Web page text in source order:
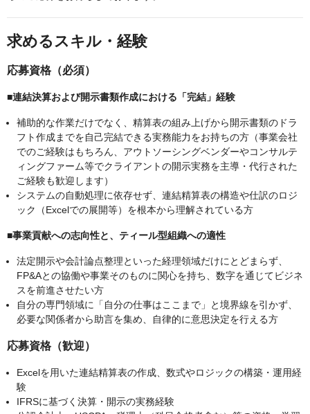
求めるスキル・経験
応募資格（必須）
■連結決算および開示書類作成における「完結」経験
補助的な作業だけでなく、精算表の組み上げから開示書類のドラ
フト作成までを自己完結できる実務能力をお持ちの方（事業会社
でのご経験はもちろん、アウトソーシングベンダーやコンサルテ
ィングファーム等でクライアントの開示実務を主導・代行された
ご経験も歓迎します）
システムの自動処理に依存せず、連結精算表の構造や仕訳のロジ
ック（Excelでの展開等）を根本から理解されている方
■事業貢献への志向性と、ティール型組織への適性
法定開示や会計論点整理といった経理領域だけにとどまらず、
FP&Aとの協働や事業そのものに関心を持ち、数字を通じてビジネ
スを前進させたい方
自分の専門領域に「自分の仕事はここまで」と境界線を引かず、
必要な関係者から助言を集め、自律的に意思決定を行える方
応募資格（歓迎）
Excelを用いた連結精算表の作成、数式やロジックの構築・運用経
験
IFRSに基づく決算・開示の実務経験